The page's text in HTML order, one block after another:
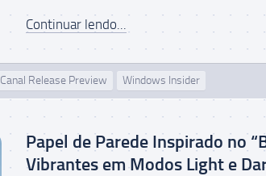
Continuar lendo...
Canal Release Preview Windows Insider
Papel de Parede Inspirado no
Vibrantes em Modos Light e